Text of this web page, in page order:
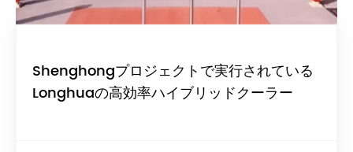
Shenghongプロジェクトで実行されている
Longhuaの高効率ハイブリッドクーラー